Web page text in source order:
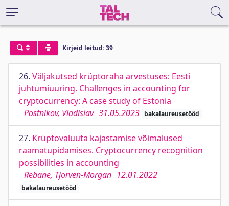
Kirjeid leitud: 39
26. Väljakutsed krüptoraha arvestuses: Eesti
juhtumiuuring. Challenges in accounting for
cryptocurrency: A case study of Estonia
Postnikov, Vladislav 31.05.2023 bakalaureusetööd
27. Krüptovaluuta kajastamise võimalused
raamatupidamises. Cryptocurrency recognition
possibilities in accounting
Rebane, Tjorven-Morgan 12.01.2022
bakalaureusetööd